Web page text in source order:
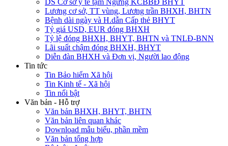
DS Cơ sở y tế tạm Ngừng KCBBĐ BHYT
Lương cơ sở, TT vùng, Lương trần BHXH, BHTN
Bệnh dài ngày và H.dẫn Cấp thẻ BHYT
Tỷ giá USD, EUR đóng BHXH
Tỷ lệ đóng BHXH, BHYT, BHTN và TNLĐ-BNN
Lãi suất chậm đóng BHXH, BHYT
Diễn đàn BHXH và Đơn vị, Người lao động
Tin tức
Tin Bảo hiểm Xã hội
Tin Kinh tế - Xã hội
Tin nổi bật
Văn bản - Hỗ trợ
Văn bản BHXH, BHYT, BHTN
Văn bản liên quan khác
Download mẫu biểu, phần mềm
Văn bản tổng hợp